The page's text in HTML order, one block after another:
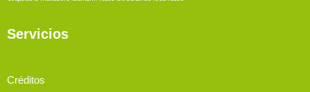
Servicios
Créditos